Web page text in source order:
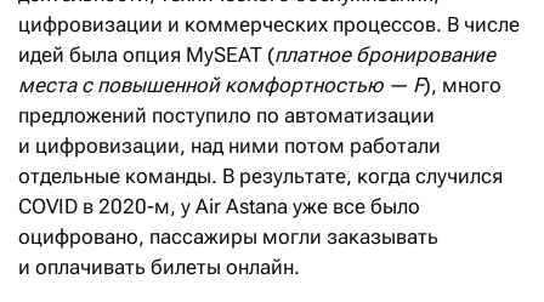
цифровизации и коммерческих процессов. В числе
идей была опция MySEAT (платное бронирование
места с повышенной комфортностью — F), много
предложений поступило по автоматизации
и цифровизации, над ними потом работали
отдельные команды. В результате, когда случился
COVID в 2020-м, у Air Astana уже все было
оцифровано, пассажиры могли заказывать
и оплачивать билеты онлайн.